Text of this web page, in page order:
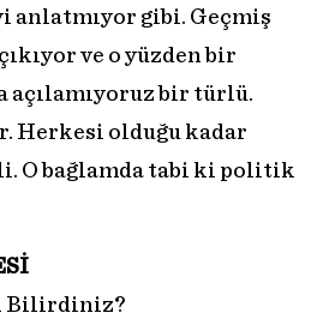
anlatmıyor gibi. Geçmiş
ve o yüzden bir
açılamıyoruz bir türlü.
Herkesi olduğu kadar
O bağlamda tabi ki politik
Bilirdiniz?